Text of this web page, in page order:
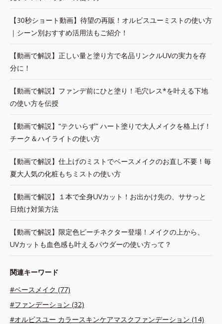
【30秒ショート動画】待望の再販！オルビスユーミストの使い方
｜シーン別おすすめ活用法もご紹介！
【動画で解説】正しい量と塗り方で名品リンクルUVの実力を存
分に！
【動画で解説】ファンデ前にひと塗り！毛穴レス*を叶える下地
の使い方を伝授
【動画で解説】“テクいらず” ハート塗りで大人メイクを格上げ！
チーク＆ハイライトの使い方
【動画で解説】仕上げのミストでベースメイクのお直し不要！毎
夏大人気の化粧もちミストの使い方
【動画で解説】１本で全身UVカット！お出かけ先の、ササっと
日焼け対策方法
【動画で解説】限定色ピーチネクター登場！メイクの上から、
UVカットも血色感も叶えるパウダーの使い方って？
関連キーワード
#ベースメイク (77)
#ファンデーション (32)
#オルビスユー カラースキンケアマスクファンデーション (14)